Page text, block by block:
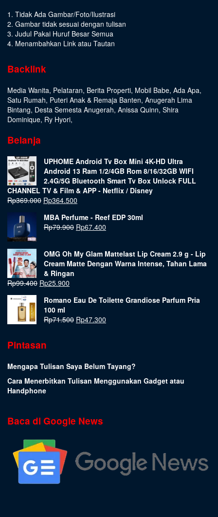
1. Tidak Ada Gambar/Foto/Ilustrasi
2. Gambar tidak sesuai dengan tulisan
3. Judul Pakai Huruf Besar Semua
4. Menambahkan Link atau Tautan
Backlink
Media Wanita, Pelataran, Berita Properti, Mobil Babe, Ada Apa,
Satu Rumah, Puteri Anak & Remaja Banten, Anugerah Lima
Bintang, Desta Semesta Anugerah, Anissa Quinn, Shira
Dominique, Ry Hyori,
Belanja
UPHOME Android Tv Box Mini 4K-HD Ultra
Android 13 Ram 1/2/4GB Rom 8/16/32GB WIFI
2.4G/5G Bluetooth Smart Tv Box Unlock FULL
CHANNEL TV & Film & APP - Netflix / Disney
Rp369.000 Rp364.500
MBA Perfume - Reef EDP 30ml
Rp79.900 Rp67.400
OMG Oh My Glam Mattelast Lip Cream 2.9 g - Lip
Cream Matte Dengan Warna Intense, Tahan Lama
& Ringan
Rp99.400 Rp25.900
Romano Eau De Toilette Grandiose Parfum Pria
100 ml
Rp71.500 Rp47.300
Pintasan
Mengapa Tulisan Saya Belum Tayang?
Cara Menerbitkan Tulisan Menggunakan Gadget atau
Handphone
Baca di Google News